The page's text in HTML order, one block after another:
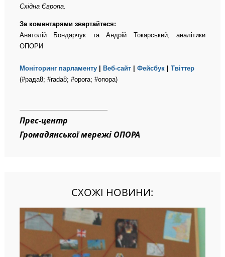
Східна Європа.
За коментарями звертайтеся:
Анатолій Бондарчук та Андрій Токарський, аналітики
ОПОРИ
Моніторинг парламенту| Веб-сайт| Фейсбук| Твіттер
(#рада8; #rada8; #opora; #опора)
Прес-центр
Громадянської мережі ОПОРА
СХОЖІ НОВИНИ: